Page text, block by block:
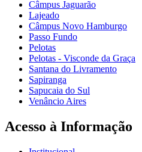
Câmpus Jaguarão
Lajeado
Câmpus Novo Hamburgo
Passo Fundo
Pelotas
Pelotas - Visconde da Graça
Santana do Livramento
Sapiranga
Sapucaia do Sul
Venâncio Aires
Acesso à Informação